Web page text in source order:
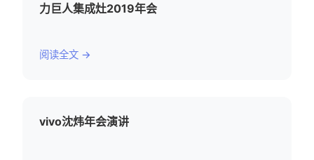
力巨人集成灶2019年会
阅读全文 →
vivo沈炜年会演讲